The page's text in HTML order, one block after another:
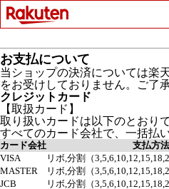
お支払について
当ショップの決済については楽
をお受けしておりません。ご了
クレジットカード
【取扱カード】
取り扱いカードは以下のとおりで
すべてのカード会社で、一括払
カード会社
支払方法
VISA
リボ,分割（
MASTER
リボ,分割（
JCB
リボ,分割（